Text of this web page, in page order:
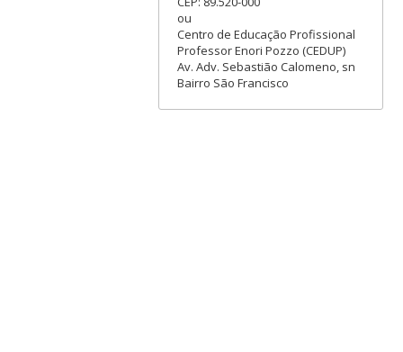
ou
Centro de Educação Profissional
Professor Enori Pozzo (CEDUP)
Av. Adv. Sebastião Calomeno, sn
Bairro São Francisco